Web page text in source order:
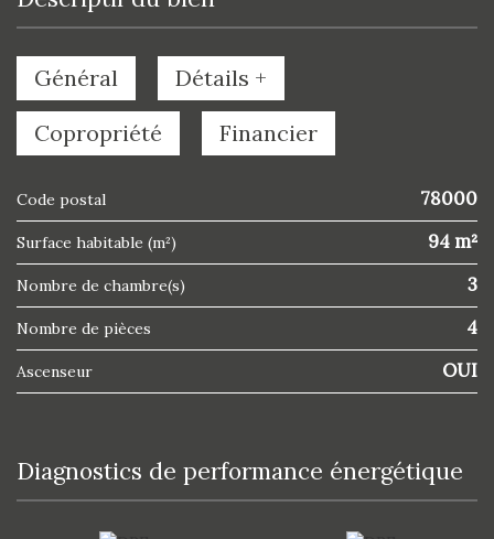
Général
Détails +
Copropriété
Financier
Code postal 78000
Surface habitable (m²) 94 m²
Nombre de chambre(s) 3
Nombre de pièces 4
Ascenseur OUI
diagnostics de performance énergétique